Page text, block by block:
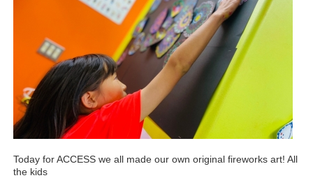
Today for ACCESS we all made our own original fireworks art! All
the kids